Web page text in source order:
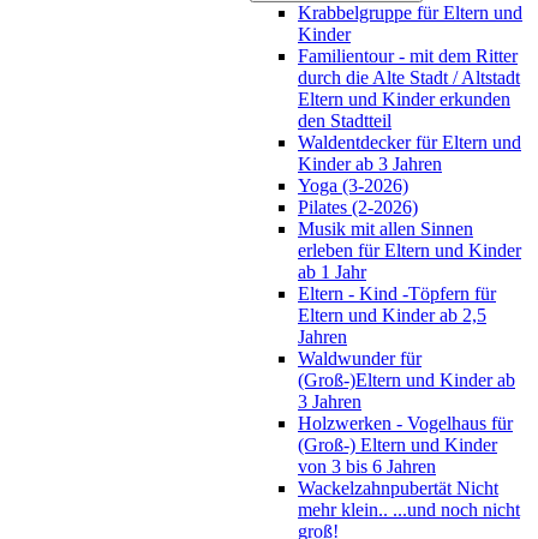
Krabbelgruppe für Eltern und
Kinder
Familientour - mit dem Ritter
durch die Alte Stadt / Altstadt
Eltern und Kinder erkunden
den Stadtteil
Waldentdecker für Eltern und
Kinder ab 3 Jahren
Yoga (3-2026)
Pilates (2-2026)
Musik mit allen Sinnen
erleben für Eltern und Kinder
ab 1 Jahr
Eltern - Kind -Töpfern für
Eltern und Kinder ab 2,5
Jahren
Waldwunder für
(Groß-)Eltern und Kinder ab
3 Jahren
Holzwerken - Vogelhaus für
(Groß-) Eltern und Kinder
von 3 bis 6 Jahren
Wackelzahnpubertät Nicht
mehr klein.. ...und noch nicht
groß!